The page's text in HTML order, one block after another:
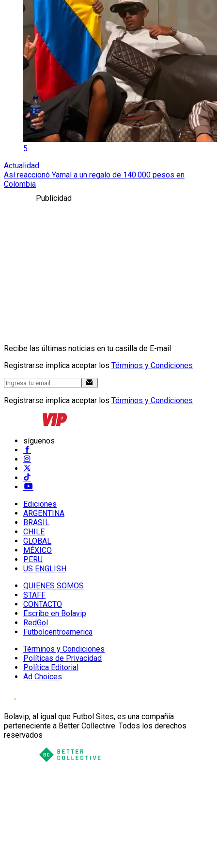
5
Actualidad
Así reaccionó Yamal a un regalo de 140.000 pesos en
Colombia
Publicidad
Recibe las últimas noticias en tu casilla de E-mail
Registrarse implica aceptar los Términos y Condiciones
Registrarse implica aceptar los Términos y Condiciones
síguenos
Ediciones
ARGENTINA
BRASIL
CHILE
GLOBAL
MÉXICO
PERU
US ENGLISH
QUIENES SOMOS
STAFF
CONTACTO
Escribe en Bolavip
RedGol
Futbolcentroamerica
Términos y Condiciones
Políticas de Privacidad
Política Editorial
Ad Choices
Bolavip, al igual que Futbol Sites, es una compañía
perteneciente a Better Collective. Todos los derechos
reservados